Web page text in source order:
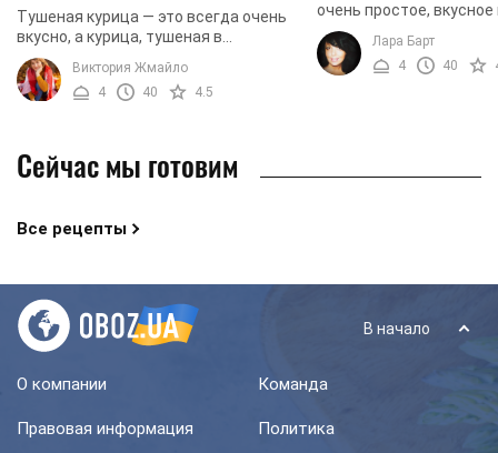
Тушеная курица — это всегда очень
вкусно, а курица, тушеная в
мультиварке — это еще и очень
быстро. Мы предлагаем вашему
вниманию рецепт курицы, ...
Виктория Жмайло
4
40 4.5
очень простое,
блюдо. В зависимости
года вы можете
совершенно разные ...
Лара Барт
4
40
Сейчас мы готовим
Все рецепты
В начало
О компании Команда
Правовая информация
Политика